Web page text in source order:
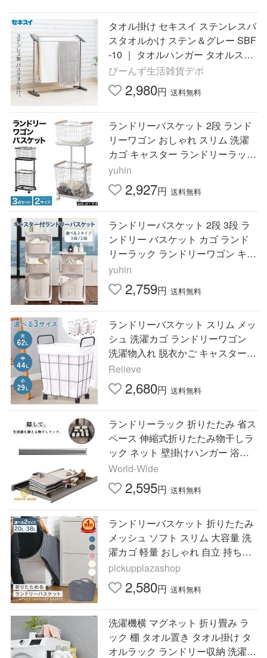
タオル掛け セキスイ ステンレスバ
スタオルかけ ステン＆グレー SBF
-10 ｜ タオルハンガー タオルスタ
ンド ステンレス バスタオル掛け
大判
びーんず生活雑貨デポ
2,980円 送料無料
ランドリーバスケット 2段 ランド
リーワゴン おしゃれ スリム 洗濯
カゴ キャスター ランドリーラック
収納ボックス 洗濯物入れ ホワイト
ランドリー収納
yuhin
2,927円 送料無料
ランドリーバスケット 2段 3段 ラ
ンドリー バスケット カゴ ランド
リーラック ランドリーワゴン キャ
スター付き 洗濯かご 洗濯カゴ
yuhin
2,759円 送料無料
ランドリーバスケット スリム メッ
シュ 洗濯カゴ ランドリーワゴン
洗濯物入れ 脱衣かご キャスター
ランドリーラック おしゃれ
Relieve
2,680円 送料無料
ランドリーラック 折りたたみ 省ス
ペース 伸縮式折りたたみ物干しラ
ック ネット 壁掛けハンガー 浴室
物干しネット ラック 物干しハンガ
ー 隠して 物干
World-Wide
2,595円 送料無料
ランドリーバスケット 折りたたみ
メッシュ ソフト スリム 大容量 洗
濯カゴ 軽量 おしゃれ 自立 持ち手
付き 収納バスケット 洗濯かご
pickupplazashop
2,580円 送料無料
洗濯機横 マグネット 折り畳み ラ
ック 棚 タオル置き タオル掛け タ
オルラック ランドリー収納 洗濯機